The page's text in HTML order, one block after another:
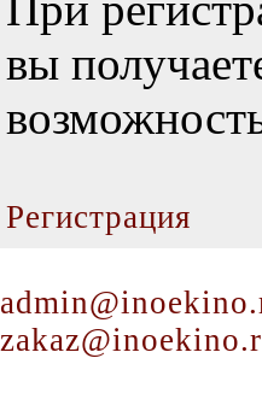
вы
Регистрация